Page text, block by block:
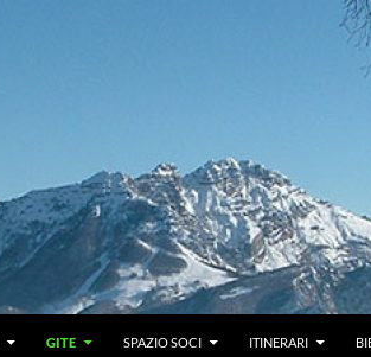
GITE SPAZIO SOCI ITINERARI